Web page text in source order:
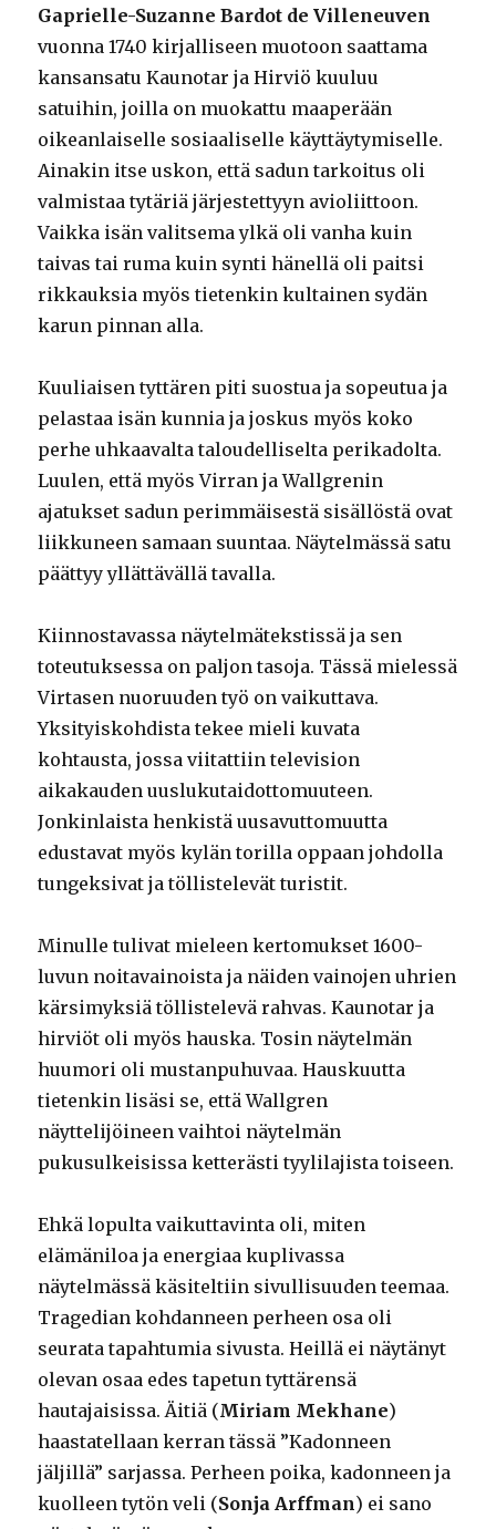
Gaprielle-Suzanne Bardot de Villeneuven
vuonna 1740 kirjalliseen muotoon saattama
kansansatu Kaunotar ja Hirviö kuuluu
satuihin, joilla on muokattu maaperään
oikeanlaiselle sosiaaliselle käyttäytymiselle.
Ainakin itse uskon, että sadun tarkoitus oli
valmistaa tytäriä järjestettyyn avioliittoon.
Vaikka isän valitsema ylkä oli vanha kuin
taivas tai ruma kuin synti hänellä oli paitsi
rikkauksia myös tietenkin kultainen sydän
karun pinnan alla.
Kuuliaisen tyttären piti suostua ja sopeutua ja
pelastaa isän kunnia ja joskus myös koko
perhe uhkaavalta taloudelliselta perikadolta.
Luulen, että myös Virran ja Wallgrenin
ajatukset sadun perimmäisestä sisällöstä ovat
liikkuneen samaan suuntaa. Näytelmässä satu
päättyy yllättävällä tavalla.
Kiinnostavassa näytelmätekstissä ja sen
toteutuksessa on paljon tasoja. Tässä mielessä
Virtasen nuoruuden työ on vaikuttava.
Yksityiskohdista tekee mieli kuvata
kohtausta, jossa viitattiin television
aikakauden uuslukutaidottomuuteen.
Jonkinlaista henkistä uusavuttomuutta
edustavat myös kylän torilla oppaan johdolla
tungeksivat ja töllistelevät turistit.
Minulle tulivat mieleen kertomukset 1600-
luvun noitavainoista ja näiden vainojen uhrien
kärsimyksiä töllistelevä rahvas. Kaunotar ja
hirviöt oli myös hauska. Tosin näytelmän
huumori oli mustanpuhuvaa. Hauskuutta
tietenkin lisäsi se, että Wallgren
näyttelijöineen vaihtoi näytelmän
pukusulkeisissa ketterästi tyylilajista toiseen.
Ehkä lopulta vaikuttavinta oli, miten
elämäniloa ja energiaa kuplivassa
näytelmässä käsiteltiin sivullisuuden teemaa.
Tragedian kohdanneen perheen osa oli
seurata tapahtumia sivusta. Heillä ei näytänyt
olevan osaa edes tapetun tyttärensä
hautajaisissa. Äitiä (Miriam Mekhane)
haastatellaan kerran tässä ”Kadonneen
jäljillä” sarjassa. Perheen poika, kadonneen ja
kuolleen tytön veli (Sonja Arffman) ei sano